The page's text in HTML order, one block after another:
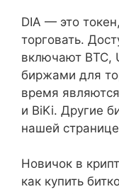
DIA — это
торговать.
включают BTC,
биржами для
время
и BiKi. Другие
нашей
Новичок в
как купить